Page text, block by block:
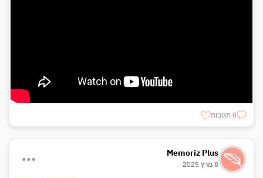
0 תגובות
Memoriz Plus
8 מרץ 2025